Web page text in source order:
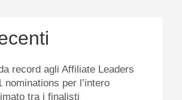
record agli Affiliate Leaders
nominations per l’intero
tra i finalisti